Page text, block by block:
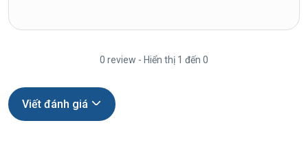
0 review - Hiển thị 1 đến 0
Viết đánh giá